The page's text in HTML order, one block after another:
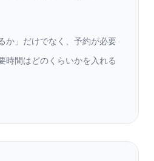
か」だけでなく、予約が必要
時間はどのくらいかを入れる